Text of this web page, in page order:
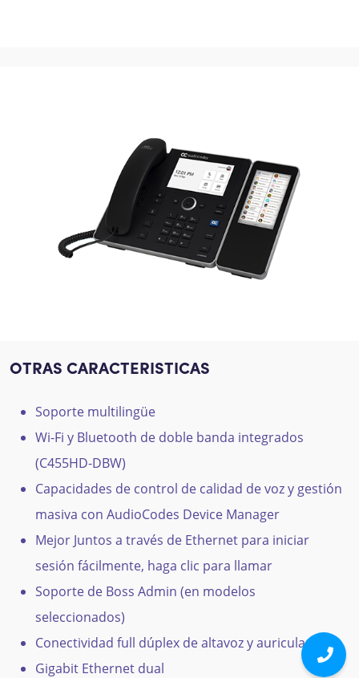
OTRAS CARACTERISTICAS
Soporte multilingüe
Wi-Fi y Bluetooth de doble banda integrados
(C455HD-DBW)
Capacidades de control de calidad de voz y gestión
masiva con AudioCodes Device Manager
Mejor Juntos a través de Ethernet para iniciar
sesión fácilmente, haga clic para llamar
Soporte de Boss Admin (en modelos
seleccionados)
Conectividad full dúplex de altavoz y auriculares
Gigabit Ethernet dual